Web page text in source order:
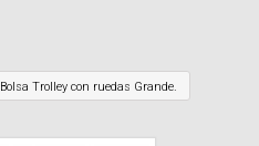
Bolsa Trolley con ruedas Grande.